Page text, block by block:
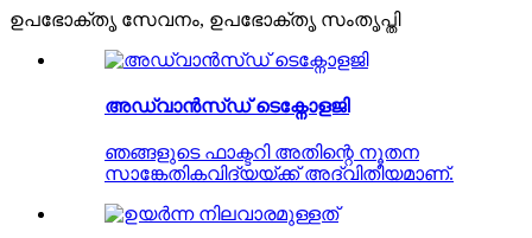
ഉപഭോക്തൃ സേവനം, ഉപഭോക്തൃ സംതൃപ്തി
അഡ്വാൻസ്ഡ് ടെക്നോളജി
ഞങ്ങളുടെ ഫാക്ടറി അതിന്റെ നൂതന
സാങ്കേതികവിദ്യയ്ക്ക് അദ്വിതീയമാണ്.